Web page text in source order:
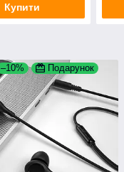
Купити
–10% Подарунок